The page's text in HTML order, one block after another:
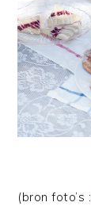
(bron foto’s :